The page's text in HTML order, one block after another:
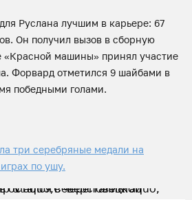
Руслана лучшим в карьере: 67
Он получил вызов в сборную
«Красной машины» принял участие
Форвард отметился 9 шайбами в
победными голами.
три серебряные медали на
по ушу.